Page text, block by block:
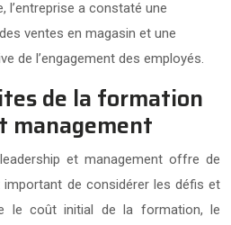
l’entreprise a constaté une
ventes en magasin et une
de l’engagement des employés.
de la formation
management
et management offre de
important de considérer les défis et
le coût initial de la formation, le